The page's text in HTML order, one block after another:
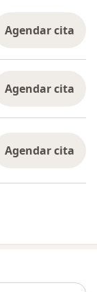
Agendar cita
Agendar cita
Agendar cita